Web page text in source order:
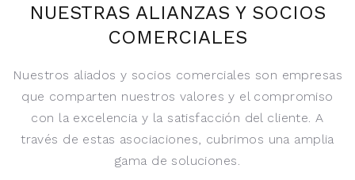
NUESTRAS ALIANZAS Y SOCIOS
COMERCIALES
Nuestros aliados y socios comerciales son empresas
que comparten nuestros valores y el compromiso
con la excelencia y la satisfacción del cliente. A
través de estas asociaciones, cubrimos una amplia
gama de soluciones.